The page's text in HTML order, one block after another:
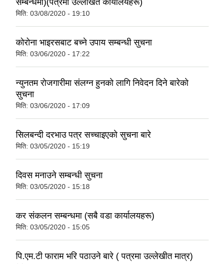
सम्बन्धमा)(पत्रमा उल्लेखित कार्यालयहरू)
मिति: 03/08/2020 - 19:10
काेराेना भाइरसबाट बच्ने उपाय सम्बन्धी सुचना
मिति: 03/06/2020 - 17:22
न्युनतम राेजगारीमा संलग्न हुनकाे लागि निवेदन दिने बारेकाे
सुचना
मिति: 03/06/2020 - 17:09
सिलबन्दी दरभाउ पत्र सच्चाइएकाे सुचना बारे
मिति: 03/05/2020 - 15:19
दिवस मनाउने सम्बन्धी सुचना
मिति: 03/05/2020 - 15:18
कर संकलन सम्बन्धमा (सबै वडा कार्यालयहरू)
मिति: 03/05/2020 - 15:05
पि.एम.टी फाराम भरि पठाउने बारे ( पत्रमा उल्लेखीत मात्र)